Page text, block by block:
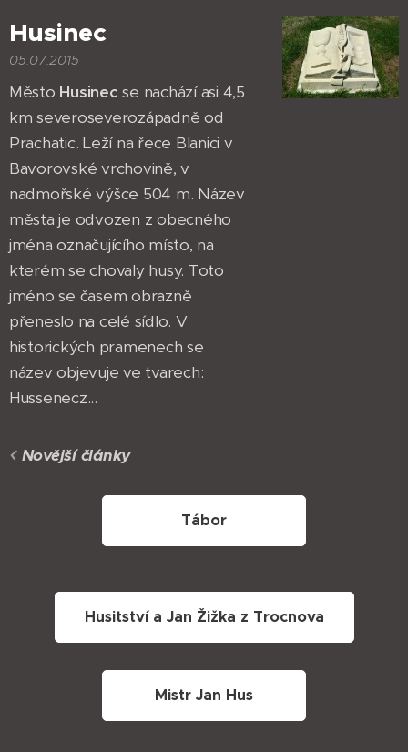
Husinec
05.07.2015
Město Husinec se nachází asi 4,5
km severoseverozápadně od
Prachatic. Leží na řece Blanici v
Bavorovské vrchovině, v
nadmořské výšce 504 m. Název
města je odvozen z obecného
jména označujícího místo, na
kterém se chovaly husy. Toto
jméno se časem obrazně
přeneslo na celé sídlo. V
historických pramenech se
název objevuje ve tvarech:
Hussenecz...
Novější články
Tábor
Husitství a Jan Žižka z Trocnova
Mistr Jan Hus